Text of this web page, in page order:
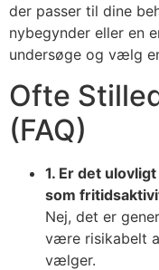
der passer til dine
nybegynder eller en
undersøge og vælg
Ofte
(FAQ)
1. Er det
som
Nej, det er
være risikabelt
vælger.